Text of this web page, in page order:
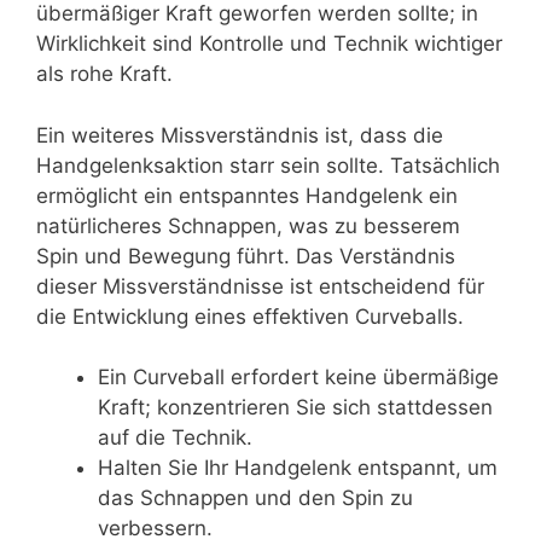
übermäßiger Kraft geworfen werden sollte; in
Wirklichkeit sind Kontrolle und Technik wichtiger
als rohe Kraft.
Ein weiteres Missverständnis ist, dass die
Handgelenksaktion starr sein sollte. Tatsächlich
ermöglicht ein entspanntes Handgelenk ein
natürlicheres Schnappen, was zu besserem
Spin und Bewegung führt. Das Verständnis
dieser Missverständnisse ist entscheidend für
die Entwicklung eines effektiven Curveballs.
Ein Curveball erfordert keine übermäßige
Kraft; konzentrieren Sie sich stattdessen
auf die Technik.
Halten Sie Ihr Handgelenk entspannt, um
das Schnappen und den Spin zu
verbessern.